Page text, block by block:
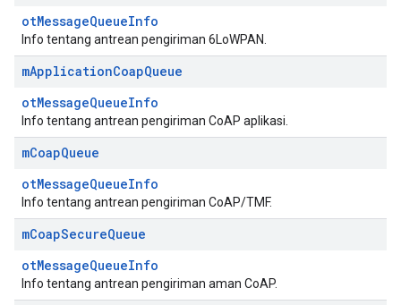
otMessageQueueInfo
Info tentang antrean pengiriman 6LoWPAN.
mApplicationCoapQueue
otMessageQueueInfo
Info tentang antrean pengiriman CoAP aplikasi.
mCoapQueue
otMessageQueueInfo
Info tentang antrean pengiriman CoAP/TMF.
mCoapSecureQueue
otMessageQueueInfo
Info tentang antrean pengiriman aman CoAP.